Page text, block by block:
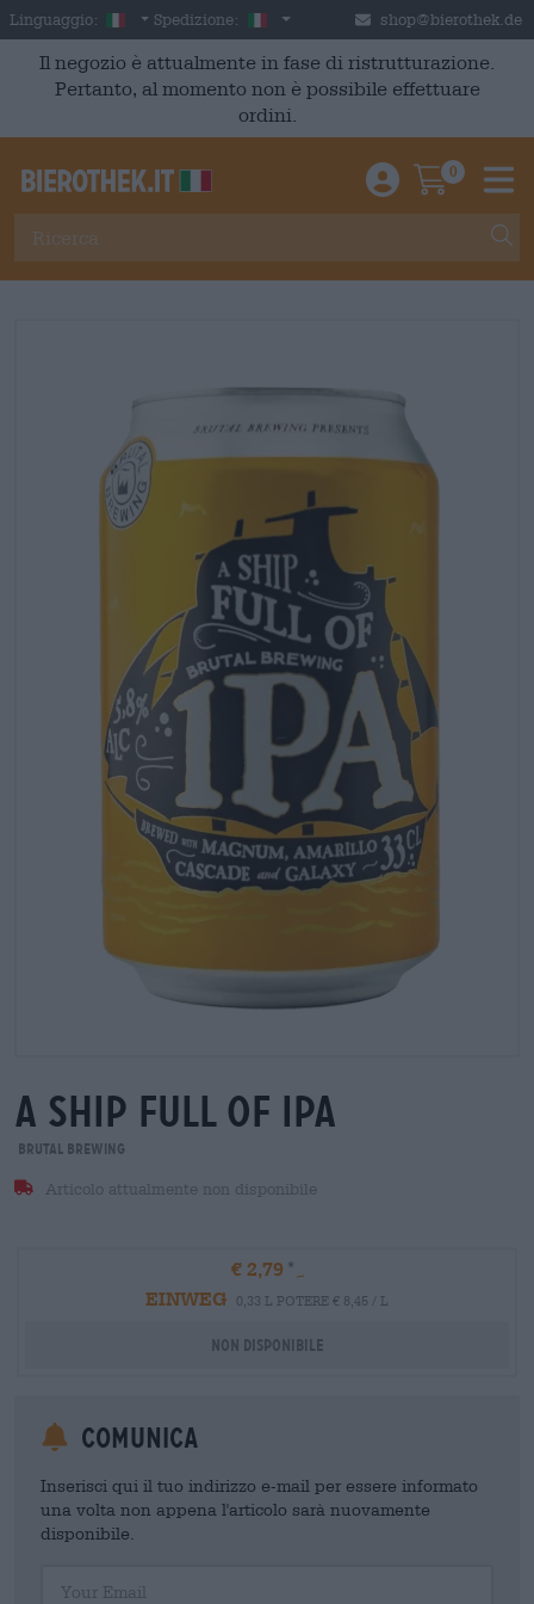
Skip to main content
Linguaggio: Italian
Spedizione: Italia shop@bierothek.de
Il negozio è attualmente in fase di ristrutturazione.
Pertanto, al momento non è possibile effettuare
ordini.
Einloggen /
0
a ship full of ipa
Brutal Brewing
Articolo attualmente non disponibile
€ 2,79
EINWEG
0,33 L POTERE € 8,45 / L
Non disponibile
Comunica
Inserisci qui il tuo indirizzo e-mail per essere informato
una volta non appena l'articolo sarà nuovamente
disponibile.